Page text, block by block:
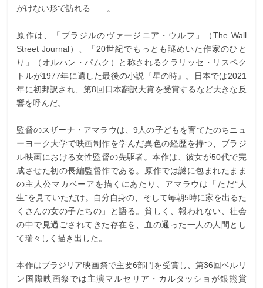
がけない形で訪れる……。
原作は、「ブラジルのヴァージニア・ウルフ」（The Wall
Street Journal）、「20世紀でもっとも謎めいた作家のひと
り」（オルハン・パムク）と称されるクラリッセ・リスペク
トルが1977年に遺した最後の小説『星の時』。日本では2021
年に初邦訳され、第8回日本翻訳大賞を受賞するなど大きな反
響を呼んだ。
監督のスザーナ・アマラウは、9人の子どもを育てたのちニュ
ーヨーク大学で映画制作を学んだ異色の経歴を持つ、ブラジ
ル映画における女性監督の先駆者。本作は、彼女が50代で完
成させた初の長編監督作である。原作では謎に包まれたまま
の主人公マカベーアを描くにあたり、アマラウは「ただ“人
生”を見ていただけ。自分自身の、そして毎朝5時に家を出るた
くさんの女の子たちの」と語る。貧しく、報われない、社会
の中で見過ごされてきた存在を、血の通った一人の人間とし
て瑞々しく描き出した。
本作はブラジリア映画祭で主要6部門を受賞し、第36回ベルリ
ン国際映画祭では主演マルセリア・カルタッショが銀熊賞